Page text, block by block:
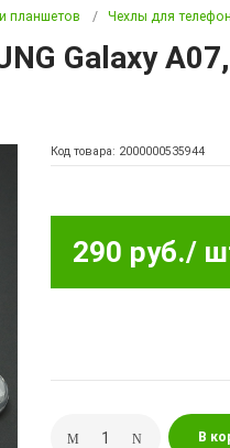
планшетов Чехлы для
Galaxy
Код товара: 2000000535944
290 руб./
В